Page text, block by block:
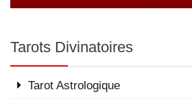
Tarots Divinatoires
Tarot Astrologique